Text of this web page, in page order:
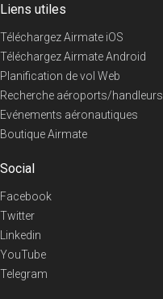
Liens utiles
Téléchargez Airmate iOS
Téléchargez Airmate Android
Planification de vol Web
Recherche aéroports/handleurs
Evénements aéronautiques
Boutique Airmate
Social
Facebook
Twitter
Linkedin
YouTube
Telegram